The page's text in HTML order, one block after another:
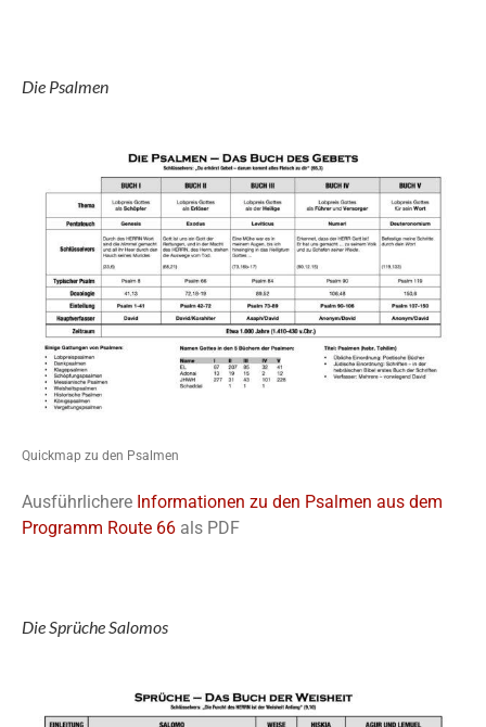
Die Psalmen
Quickmap zu den Psalmen
Ausführlichere Informationen zu den Psalmen aus dem
Programm Route 66 als PDF
Die Sprüche Salomos